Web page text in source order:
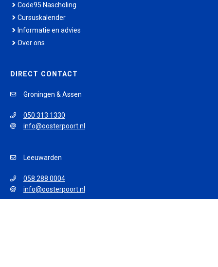
Code95 Nascholing
Cursuskalender
Informatie en advies
Over ons
DIRECT CONTACT
Groningen & Assen
050 313 1330
info@oosterpoort.nl
Leeuwarden
058 288 0004
info@oosterpoort.nl